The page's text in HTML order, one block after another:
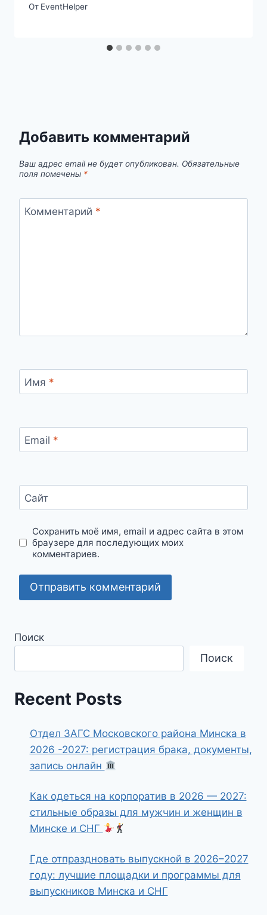
От EventHelper
Добавить комментарий
Ваш адрес email не будет опубликован. Обязательные
поля помечены *
Комментарий *
Имя *
Email *
Сайт
Сохранить моё имя, email и адрес сайта в этом
браузере для последующих моих
комментариев.
Поиск
Поиск
Recent Posts
Отдел ЗАГС Московского района Минска в
2026 -2027: регистрация брака, документы,
запись онлайн
Как одеться на корпоратив в 2026 — 2027:
стильные образы для мужчин и женщин в
Минске и СНГ
Где отпраздновать выпускной в 2026–2027
году: лучшие площадки и программы для
выпускников Минска и СНГ